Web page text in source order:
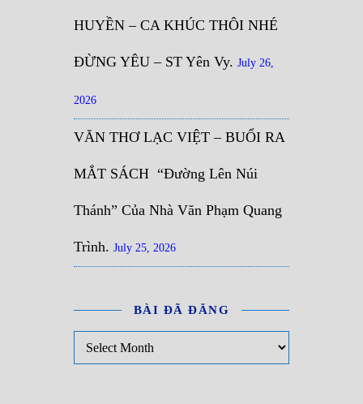
HUYỀN – CA KHÚC THÔI NHÉ
ĐỪNG YÊU – ST Yên Vy. July 26,
2026
VĂN THƠ LẠC VIỆT – BUỔI RA
MẮT SÁCH “Đường Lên Núi
Thánh” Của Nhà Văn Phạm Quang
Trình. July 25, 2026
BÀI ĐÃ ĐĂNG